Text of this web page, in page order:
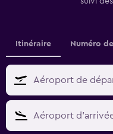
Itinéraire Numéro